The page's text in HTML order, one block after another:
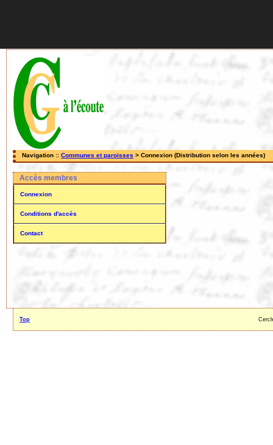
Navigation :: Communes et paroisses > Connexion (Distribution selon les années)
Accès membres
Connexion
Conditions d'accès
Contact
Top